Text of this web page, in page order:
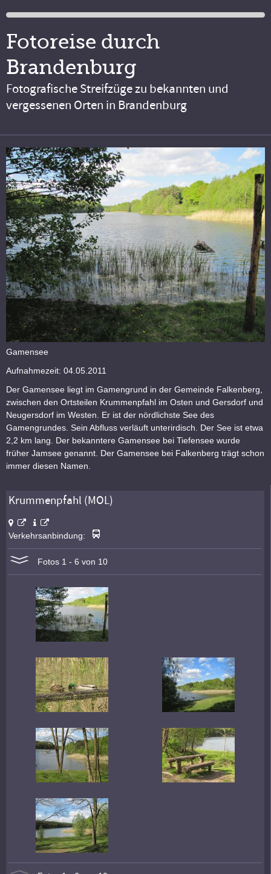
Fotoreise durch
Brandenburg
Fotografische Streifzüge zu bekannten und
vergessenen Orten in Brandenburg
Gamensee
Aufnahmezeit: 04.05.2011
Der Gamensee liegt im Gamengrund in der Gemeinde Falkenberg,
zwischen den Ortsteilen Krummenpfahl im Osten und Gersdorf und
Neugersdorf im Westen. Er ist der nördlichste See des
Gamengrundes. Sein Abfluss verläuft unterirdisch. Der See ist etwa
2,2 km lang. Der bekanntere Gamensee bei Tiefensee wurde
früher Jamsee genannt. Der Gamensee bei Falkenberg trägt schon
immer diesen Namen.
Krummenpfahl (MOL)
Verkehrsanbindung:
Fotos 1 - 6 von 10